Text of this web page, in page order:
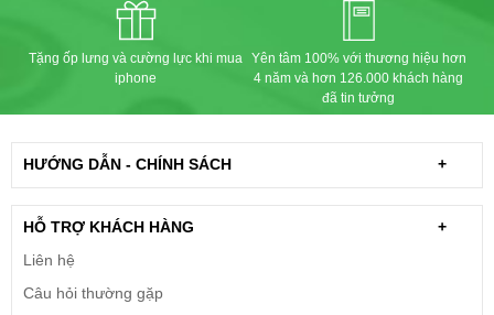
Tặng ốp lưng và cường lực khi mua
iphone
Yên tâm 100% với thương hiệu hơn
4 năm và hơn 126.000 khách hàng
đã tin tưởng
HƯỚNG DẪN - CHÍNH SÁCH +
HỖ TRỢ KHÁCH HÀNG
+
Liên hệ
Câu hỏi thường gặp